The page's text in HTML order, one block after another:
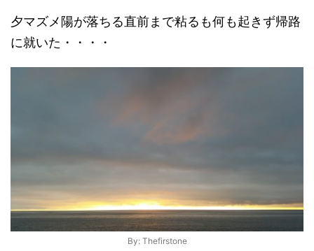
夕マズメ陽が落ちる直前まで粘るも何も起きず帰路
に就いた・・・・
By: Thefirstone